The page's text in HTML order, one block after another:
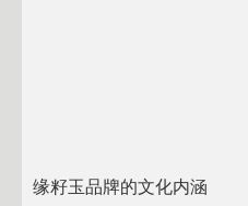
缘籽玉品牌的文化内涵